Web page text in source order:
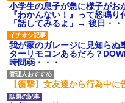
小学生の息子が急に様子がお
『わかんない！』って怒鳴
「話してみるよ」→ 後日・・
我が家のガレージに見知らぬ
ターリモコンあるだろ？
時間弱・・・
【衝撃】女友達から行為中